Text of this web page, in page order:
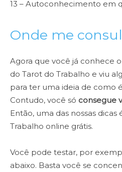
13 – Autoconhecimento em
Onde me
Agora que você já conhece
do Tarot do Trabalho e viu
para ter uma ideia de como
Contudo, você só consegue
Então, uma das nossas
Trabalho online grátis.
Você pode testar, por
abaixo. Basta você se